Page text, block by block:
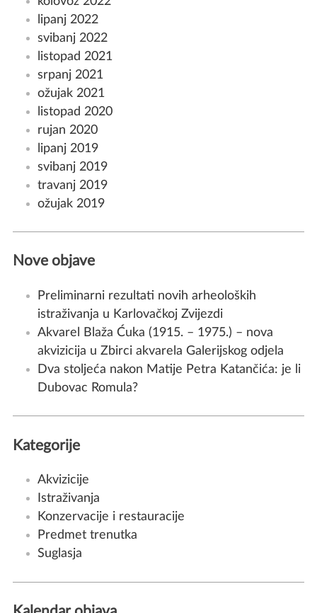
lipanj 2022
svibanj 2022
listopad 2021
srpanj 2021
ožujak 2021
listopad 2020
rujan 2020
lipanj 2019
svibanj 2019
travanj 2019
ožujak 2019
Nove objave
Preliminarni rezultati novih arheoloških
istraživanja u Karlovačkoj Zvijezdi
Akvarel Blaža Ćuka (1915. – 1975.) – nova
akvizicija u Zbirci akvarela Galerijskog odjela
Dva stoljeća nakon Matije Petra Katančića: je li
Dubovac Romula?
Kategorije
Akvizicije
Istraživanja
Konzervacije i restauracije
Predmet trenutka
Suglasja